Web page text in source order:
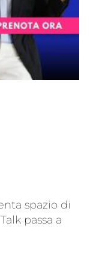
spazio di
passa a